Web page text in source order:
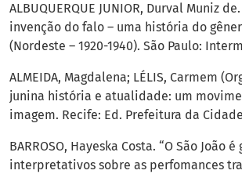
ALBUQUERQUE JUNIOR, Durval Muniz
invenção do falo – uma história do
(Nordeste – 1920-1940). São Paulo:
ALMEIDA, Magdalena; LÉLIS, Carmem
junina história e atualidade: um
imagem. Recife: Ed. Prefeitura da
BARROSO, Hayeska Costa. “O São João
interpretativos sobre as perfomances